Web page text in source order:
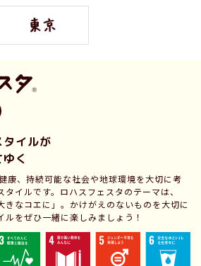
イルが
く
康、持続可能な社会や地球環境を大切に考
イルです。ロハスフェスタのテーマは、
きなコエに」。かけがえのないものを大切に
をぜひ一緒に楽しみましょう！